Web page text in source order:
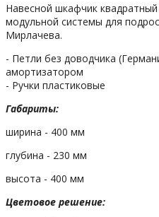
Навесной шкафчик
модульной системы для
Мирлачева.
- Петли без доводчика
амортизатором
- Ручки пластиковые
Габариты:
ширина - 400 мм
глубина - 230 мм
высота - 400 мм
Цветовое решение: